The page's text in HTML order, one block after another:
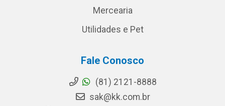
Mercearia
Utilidades e Pet
Fale Conosco
(81) 2121-8888
sak@kk.com.br